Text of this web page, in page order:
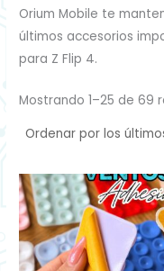
Orium Mobile te
últimos accesorios
para Z Flip 4.
Mostrando 1–25 de 69